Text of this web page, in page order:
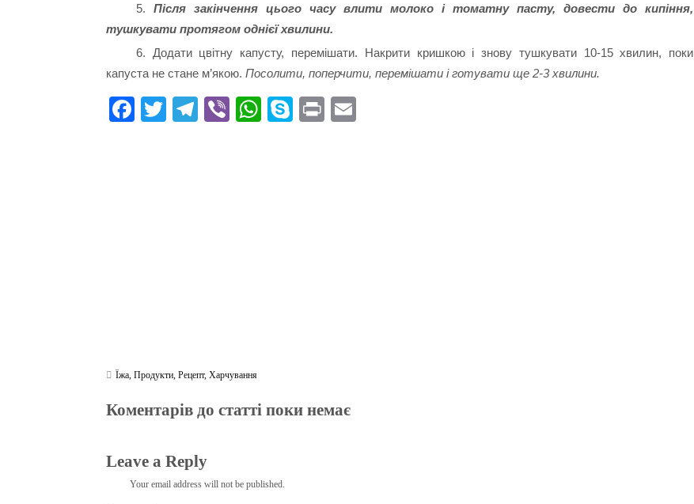
5. Після закінчення цього часу влити молоко і томатну пасту, довести до кипіння,
тушкувати протягом однієї хвилини.
6. Додати цвітну капусту, перемішати. Накрити кришкою і знову тушкувати 10-15 хвилин, поки
капуста не стане м’якою.Посолити, поперчити, перемішати і готувати ще 2-3 хвилини.
Fa T
Te Vi
W
S
Pr
Їжа ,Продукти ,Рецепт,Харчування
Коментарів до статті поки немає
Leave a Reply
Your email address will not be published.